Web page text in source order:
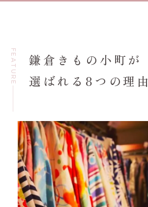
FEATURE
鎌倉きもの小町が
選ばれる8つの理由